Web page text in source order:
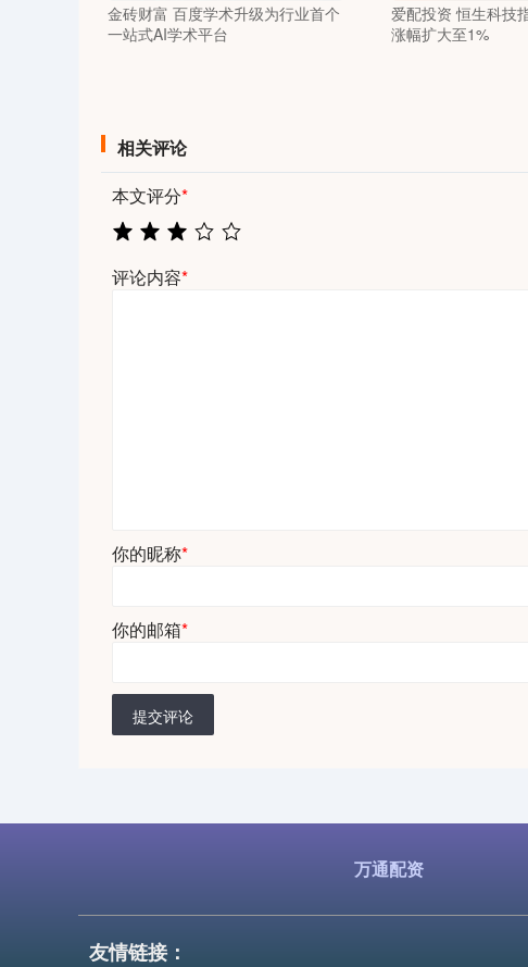
金砖财富 百度学术升级为行业首个
一站式AI学术平台
爱配投资 恒生科技
涨幅扩大至1%
相关评论
本文评分*
评论内容*
你的昵称*
你的邮箱*
提交评论
万通配资
友情链接：